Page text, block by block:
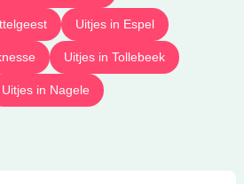
Uitjes in Espel
Uitjes in Tollebeek
Uitjes in Nagele